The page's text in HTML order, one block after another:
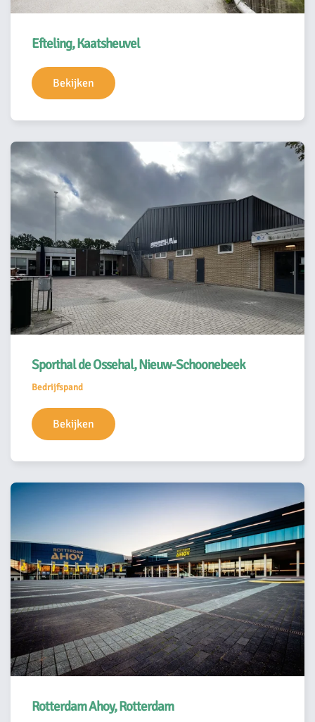
Efteling, Kaatsheuvel
Bekijken
Sporthal de Ossehal, Nieuw-Schoonebeek
Bedrijfspand
Bekijken
Rotterdam Ahoy, Rotterdam